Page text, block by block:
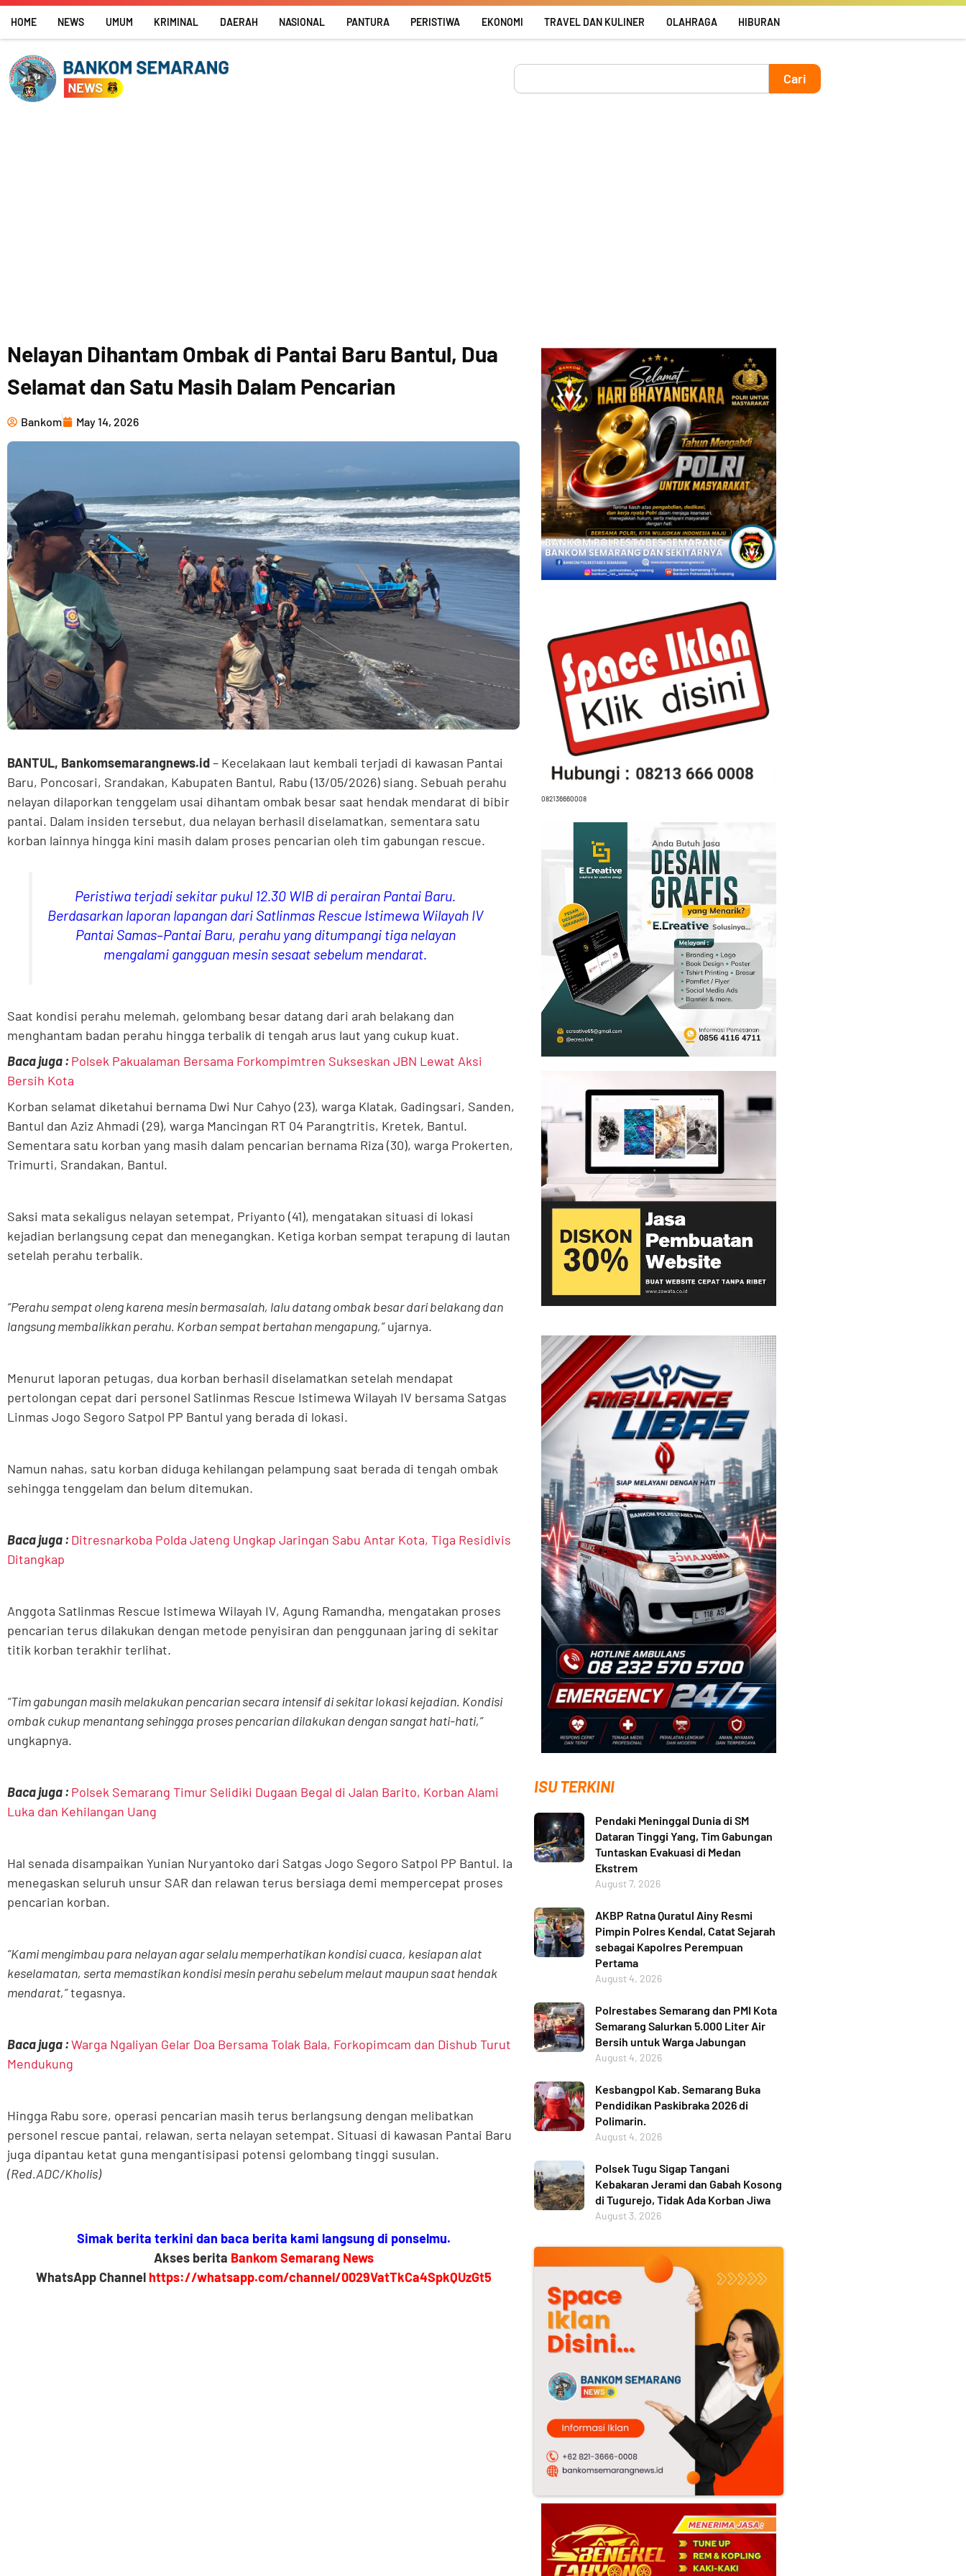
Skip
content
HOME NEWS UMUM KRIMINAL DAERAH NASIONAL PANTURA PERISTIWA EKONOMI TRAVEL DAN KULINER OLAHRAGA HIBURAN
Search
Cari
Nelayan Dihantam Ombak di Pantai Baru Bantul, Dua
Selamat dan Satu Masih Dalam Pencarian
Bankom May 14, 2026
BANTUL, Bankomsemarangnews.id– Kecelakaan laut kembali terjadi di kawasan Pantai
Baru, Poncosari, Srandakan, Kabupaten Bantul, Rabu (13/05/2026) siang. Sebuah perahu
nelayan dilaporkan tenggelam usai dihantam ombak besar saat hendak mendarat di bibir
pantai. Dalam insiden tersebut, dua nelayan berhasil diselamatkan, sementara satu
korban lainnya hingga kini masih dalam proses pencarian oleh tim gabungan rescue.
Peristiwa terjadi sekitar pukul 12.30 WIB di perairan Pantai Baru.
Berdasarkan laporan lapangan dari Satlinmas Rescue Istimewa Wilayah IV
Pantai Samas–Pantai Baru, perahu yang ditumpangi tiga nelayan
mengalami gangguan mesin sesaat sebelum mendarat.
Saat kondisi perahu melemah, gelombang besar datang dari arah belakang dan
menghantam badan perahu hingga terbalik di tengah arus laut yang cukup kuat.
Baca juga : Polsek Pakualaman Bersama Forkompimtren Sukseskan JBN Lewat Aksi
Bersih Kota
Korban selamat diketahui bernama Dwi Nur Cahyo (23), warga Klatak, Gadingsari, Sanden,
Bantul dan Aziz Ahmadi (29), warga Mancingan RT 04 Parangtritis, Kretek, Bantul.
Sementara satu korban yang masih dalam pencarian bernama Riza (30), warga Prokerten,
Trimurti, Srandakan, Bantul.
Saksi mata sekaligus nelayan setempat, Priyanto (41), mengatakan situasi di lokasi
kejadian berlangsung cepat dan menegangkan. Ketiga korban sempat terapung di lautan
setelah perahu terbalik.
“Perahu sempat oleng karena mesin bermasalah, lalu datang ombak besar dari belakang dan
langsung membalikkan perahu. Korban sempat bertahan mengapung,”ujarnya.
Menurut laporan petugas, dua korban berhasil diselamatkan setelah mendapat
pertolongan cepat dari personel Satlinmas Rescue Istimewa Wilayah IV bersama Satgas
Linmas Jogo Segoro Satpol PP Bantul yang berada di lokasi.
Namun nahas, satu korban diduga kehilangan pelampung saat berada di tengah ombak
sehingga tenggelam dan belum ditemukan.
Baca juga : Ditresnarkoba Polda Jateng Ungkap Jaringan Sabu Antar Kota, Tiga Residivis
Ditangkap
Anggota Satlinmas Rescue Istimewa Wilayah IV, Agung Ramandha, mengatakan proses
pencarian terus dilakukan dengan metode penyisiran dan penggunaan jaring di sekitar
titik korban terakhir terlihat.
“Tim gabungan masih melakukan pencarian secara intensif di sekitar lokasi kejadian. Kondisi
ombak cukup menantang sehingga proses pencarian dilakukan dengan sangat hati-hati,”
ungkapnya.
Baca juga : Polsek Semarang Timur Selidiki Dugaan Begal di Jalan Barito, Korban Alami
Luka dan Kehilangan Uang
Hal senada disampaikan Yunian Nuryantoko dari Satgas Jogo Segoro Satpol PP Bantul. Ia
menegaskan seluruh unsur SAR dan relawan terus bersiaga demi mempercepat proses
pencarian korban.
“Kami mengimbau para nelayan agar selalu memperhatikan kondisi cuaca, kesiapan alat
keselamatan, serta memastikan kondisi mesin perahu sebelum melaut maupun saat hendak
mendarat,”tegasnya.
Baca juga :Warga Ngaliyan Gelar Doa Bersama Tolak Bala, Forkopimcam dan Dishub Turut
Mendukung
Hingga Rabu sore, operasi pencarian masih terus berlangsung dengan melibatkan
personel rescue pantai, relawan, serta nelayan setempat. Situasi di kawasan Pantai Baru
juga dipantau ketat guna mengantisipasi potensi gelombang tinggi susulan.
(Red.ADC/Kholis)
Simak berita terkini dan baca berita kami langsung di ponselmu.
Akses berita Bankom Semarang News
WhatsApp Channel https://whatsapp.com/channel/0029VatTkCa4SpkQUzGt5
082136660008
ISU TERKINI
Pendaki Meninggal Dunia di SM
Dataran Tinggi Yang, Tim Gabungan
Tuntaskan Evakuasi di Medan
Ekstrem
August 7, 2026
AKBP Ratna Quratul Ainy Resmi
Pimpin Polres Kendal, Catat Sejarah
sebagai Kapolres Perempuan
Pertama
August 4, 2026
Polrestabes Semarang dan PMI Kota
Semarang Salurkan 5.000 Liter Air
Bersih untuk Warga Jabungan
August 4, 2026
Kesbangpol Kab. Semarang Buka
Pendidikan Paskibraka 2026 di
Polimarin.
August 4, 2026
Polsek Tugu Sigap Tangani
Kebakaran Jerami dan Gabah Kosong
di Tugurejo, Tidak Ada Korban Jiwa
August 3, 2026